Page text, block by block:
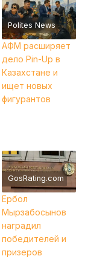
Polites News
АФМ расширяет
дело Pin-Up в
Казахстане и
ищет новых
фигурантов
GosRating.com
Ербол
Мырзабосынов
наградил
победителей и
призеров